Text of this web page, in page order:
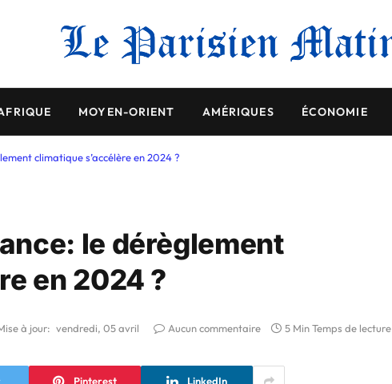
MOYEN-ORIENT AMÉRIQUES ÉCONOMIE
climatique s’accélère en 2024 ?
le dérèglement
en 2024 ?
à jour: vendredi, 05 avril Aucun commentaire 5 Min Temps de lecture
Pinterest LinkedIn